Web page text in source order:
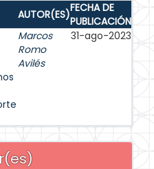
AUTOR(ES)FECHA DE
PUBLICACIÓN
Marcos
Romo
Avilés
31-ago-2023